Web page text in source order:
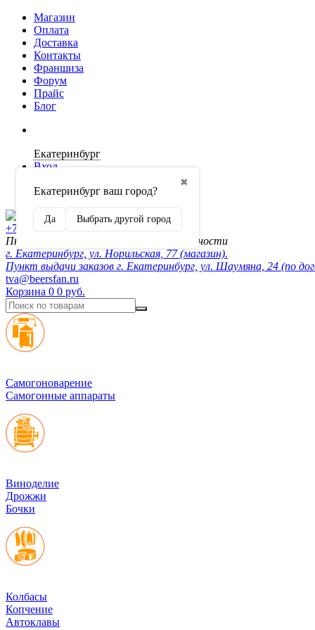
Магазин
Оплата
Доставка
Контакты
Франшиза
Форум
Прайс
Блог
Екатеринбург
✖
Екатеринбург ваш город?
Да Выбрать другой город
Вход
Регистрация
+7 (902) 872-54-70
Пн-Пт 10:00-20:00, сб-вск по договорённости
г. Екатеринбург, ул. Норильская, 77 (магазин).
Пункт выдачи заказов г. Екатеринбург, ул. Шаумяна, 24 (по
tva@beersfan.ru
Корзина 0 0 руб.
Cамогоноварение
Самогонные аппараты
Виноделие
Дрожжи
Бочки
Колбасы
Копчение
Автоклавы